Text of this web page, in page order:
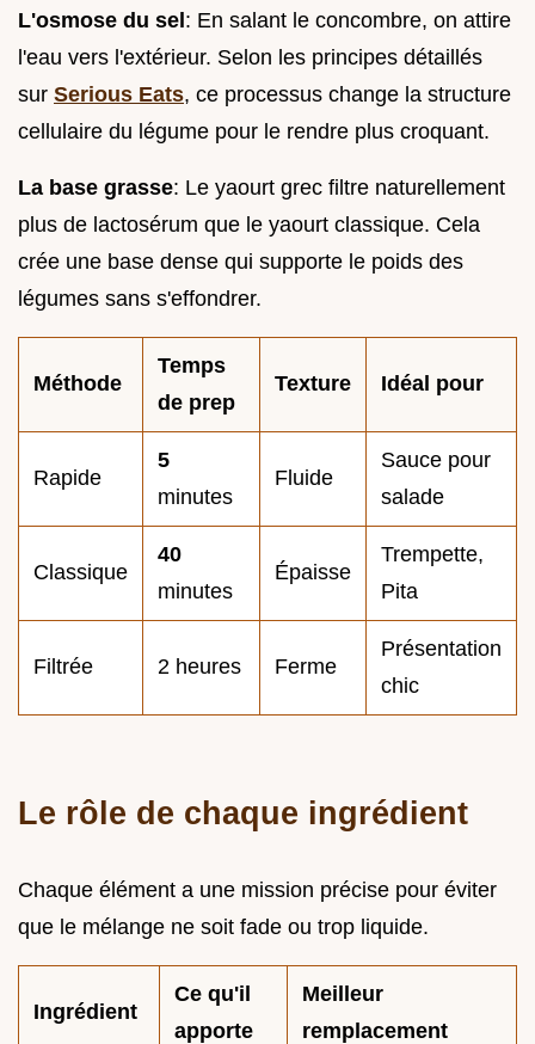
L'osmose du sel: En salant le concombre, on attire
l'eau vers l'extérieur. Selon les principes détaillés
sur Serious Eats, ce processus change la structure
cellulaire du légume pour le rendre plus croquant.
La base grasse: Le yaourt grec filtre naturellement
plus de lactosérum que le yaourt classique. Cela
crée une base dense qui supporte le poids des
légumes sans s'effondrer.
Méthode
Temps
de prep
Texture Idéal pour
Rapide
5
minutes
Fluide
Sauce pour
salade
Classique
40
minutes
Épaisse
Trempette,
Pita
Filtrée 2 heures Ferme
Présentation
chic
Le rôle de chaque ingrédient
Chaque élément a une mission précise pour éviter
que le mélange ne soit fade ou trop liquide.
Ingrédient
Ce qu'il
apporte
Meilleur
remplacement